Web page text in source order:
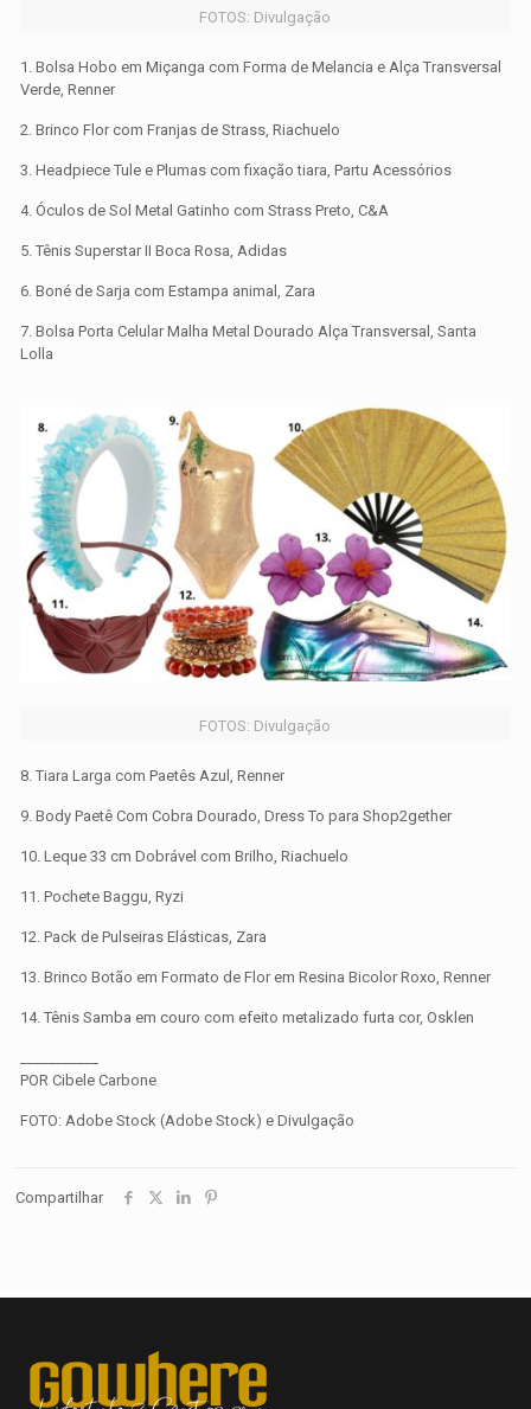
FOTOS: Divulgação
1. Bolsa Hobo em Miçanga com Forma de Melancia e Alça Transversal
Verde, Renner
2. Brinco Flor com Franjas de Strass, Riachuelo
3. Headpiece Tule e Plumas com fixação tiara, Partu Acessórios
4. Óculos de Sol Metal Gatinho com Strass Preto, C&A
5. Tênis Superstar II Boca Rosa, Adidas
6. Boné de Sarja com Estampa animal, Zara
7. Bolsa Porta Celular Malha Metal Dourado Alça Transversal, Santa
Lolla
FOTOS: Divulgação
8. Tiara Larga com Paetês Azul, Renner
9. Body Paetê Com Cobra Dourado, Dress To para Shop2gether
10. Leque 33 cm Dobrável com Brilho, Riachuelo
11. Pochete Baggu, Ryzi
12. Pack de Pulseiras Elásticas, Zara
13. Brinco Botão em Formato de Flor em Resina Bicolor Roxo, Renner
14. Tênis Samba em couro com efeito metalizado furta cor, Osklen
POR Cibele Carbone
FOTO: Adobe Stock (Adobe Stock) e Divulgação
Compartilhar